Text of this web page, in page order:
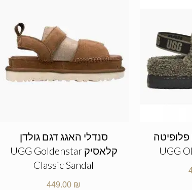
פלופיטה
UGG
סנדלי האגג דגם גולדן
קלאסיק UGG Goldenstar
Classic Sandal
449.00 ₪